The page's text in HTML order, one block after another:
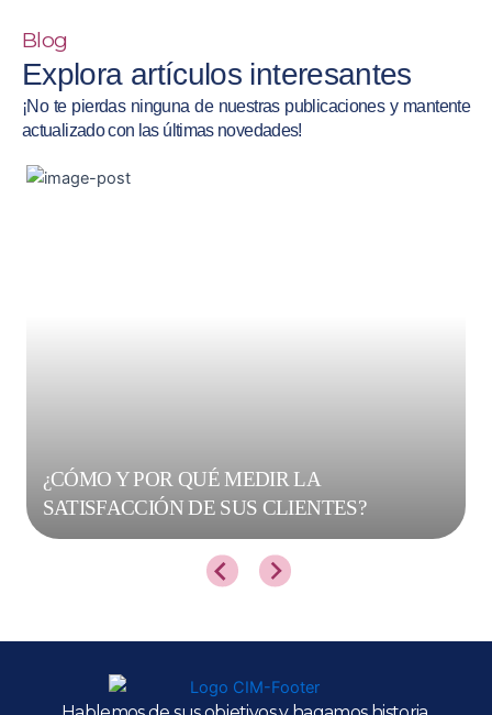
¿CÓMO Y POR QUÉ MEDIR LA
SATISFACCIÓN DE SUS CLIENTES?
Blog
Explora artículos interesantes
¡No te pierdas ninguna de nuestras publicaciones y mantente
actualizado con las últimas novedades!